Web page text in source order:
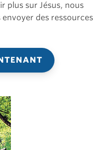
plus sur Jésus, nous
des ressources